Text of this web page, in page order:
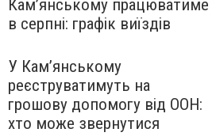
Кам’янському працюватиме
в серпні: графік виїздів
У Кам’янському
реєструватимуть на
грошову допомогу від ООН:
хто може звернутися